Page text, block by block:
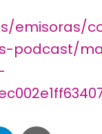
emisoras/
podcast/